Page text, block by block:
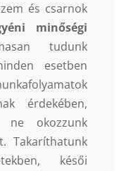
és csarnok
minőségi
tudunk
esetben
érdekében,
ne okozzunk
Takaríthatunk
késői